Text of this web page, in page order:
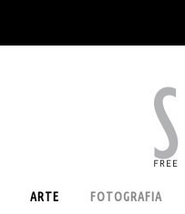
ARTE FOTOGRAFIA